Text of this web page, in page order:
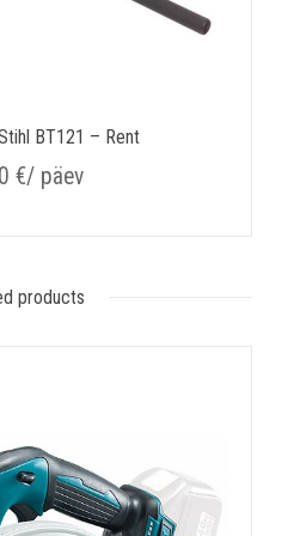
BT121 – Rent
€/ päev
products